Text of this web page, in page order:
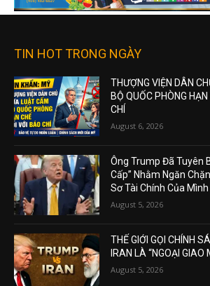
TIN HOT TRONG NGÀY
THƯỢNG VIỆN DÂN
BỘ QUỐC PHÒNG
CHÍ
August 6, 2026
Ông Trump Đã Tuyên
Cấp” Nhằm Ngăn
Sơ Tài Chính Của
August 5, 2026
THẾ GIỚI GỌI CHÍNH
IRAN LÀ “NGOẠI GIAO
August 5, 2026